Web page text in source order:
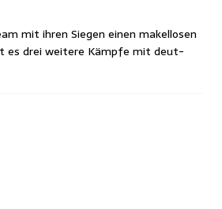
mit ihren Sie­gen einen makel­lo­sen
es drei wei­te­re Kämp­fe mit deut­